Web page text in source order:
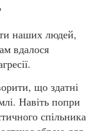
наших людей,
вдалося
що здатні
Навіть попри
спільника